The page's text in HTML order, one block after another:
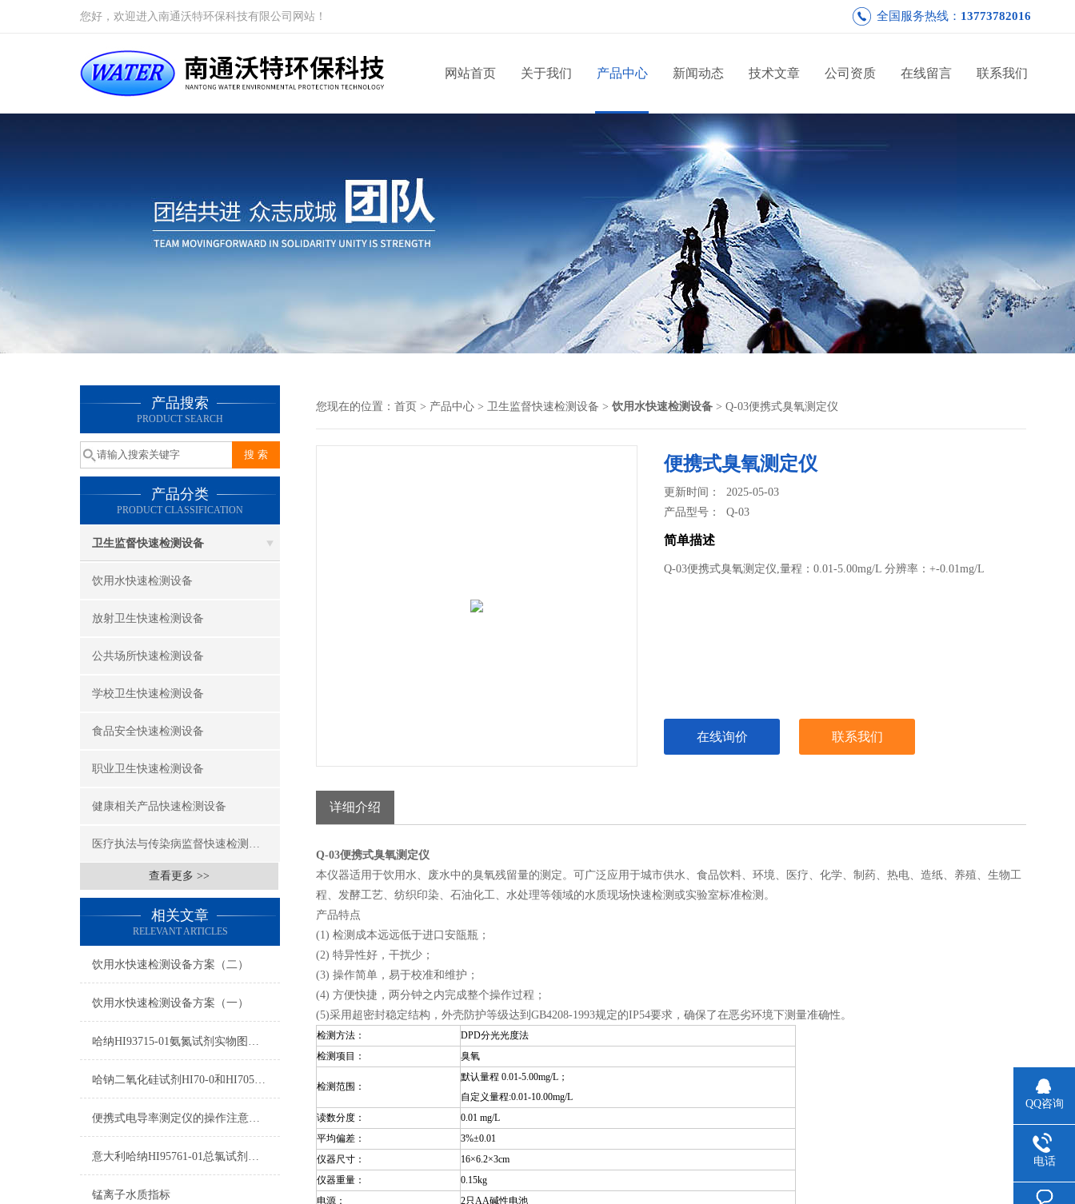
您好，欢迎进入南通沃特环保科技有限公司网站！ 全国服务热线： 13773782016
网站首页 关于我们 产品中心 新闻动态 技术文章 公司资质 在线留言 联系我们
产品搜索
PRODUCT SEARCH
产品分类
PRODUCT CLASSIFICATION
卫生监督快速检测设备
饮用水快速检测设备
放射卫生快速检测设备
公共场所快速检测设备
学校卫生快速检测设备
食品安全快速检测设备
职业卫生快速检测设备
健康相关产品快速检测设备
医疗执法与传染病监督快速检测设备
查看更多 >>
相关文章
RELEVANT ARTICLES
饮用水快速检测设备方案（二）
饮用水快速检测设备方案（一）
哈纳HI93715-01氨氮试剂实物图及操作方法
哈钠二氧化硅试剂HI70-0和HI705B-0测量原理
便携式电导率测定仪的操作注意要点分析
意大利哈纳HI95761-01总氯试剂测量范围及操作说明
锰离子水质指标
您现在的位置： 首页 > 产品中心 > 卫生监督快速检测设备 > 饮用水快速检测设备 > Q-03便携式臭氧测定仪
便携式臭氧测定仪
更新时间： 2025-05-03
产品型号：Q-03
简单描述
Q-03便携式臭氧测定仪,量程：0.01-5.00mg/L 分辨率：+-0.01mg/L
在线询价 联系我们
详细介绍
Q-03便携式臭氧测定仪
本仪器适用于饮用水、废水中的臭氧残留量的测定。可广泛应用于城市供水、食品饮料、环境、医疗、化学、制药、热电、造纸、养殖、生物工
程、发酵工艺、纺织印染、石油化工、水处理等领域的水质现场快速检测或实验室标准检测。
产品特点
(1) 检测成本远远低于进口安瓿瓶；
(2) 特异性好，干扰少；
(3) 操作简单，易于校准和维护；
(4) 方便快捷，两分钟之内完成整个操作过程；
(5)采用超密封稳定结构，外壳防护等级达到GB4208-1993规定的IP54要求，确保了在恶劣环境下测量准确性。
检测方法：
DPD分光光度法
检测项目：
臭氧
检测范围：
默认量程 0.01-5.00mg/L；
自定义量程:0.01-10.00mg/L
读数分度：
0.01 mg/L
平均偏差：
3%±0.01
仪器尺寸：
16×6.2×3cm
仪器重量：
0.15kg
电源：
2只AA碱性电池
QQ咨询
电话